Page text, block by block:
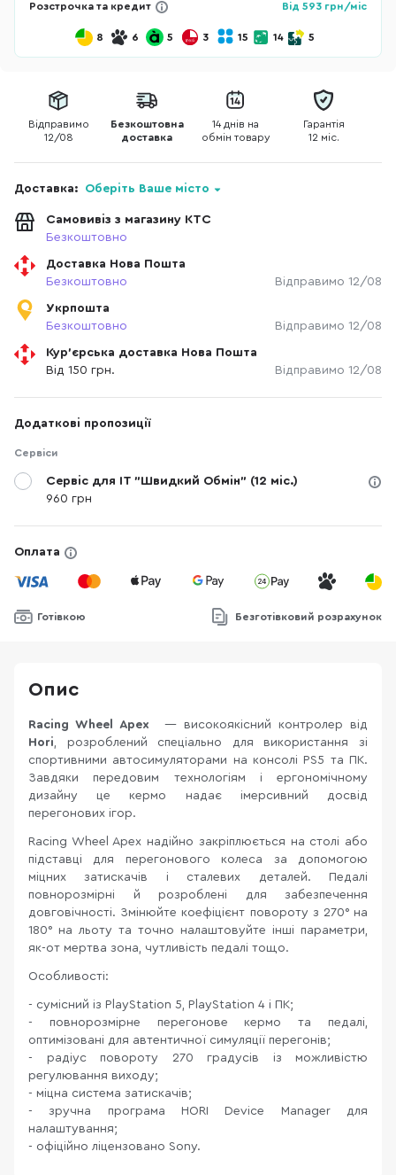
Розстрочка та кредит Від 593 грн/міс
8 6 5 3 15 14 5
Відправимо
12/08
Безкоштовна
доставка
14 днів на
обмін товару
Гарантія
12 міс.
Доставка: Оберіть Ваше місто
Самовивіз з магазину КТС
Безкоштовно
Доставка Нова Пошта
Безкоштовно
Відправимо 12/08
Укрпошта
Безкоштовно
Відправимо 12/08
Кур'єрська доставка Нова Пошта
Від 150 грн.
Відправимо 12/08
Додаткові пропозиції
Сервіси
Сервіс для IT "Швидкий Обмін" (12 міс.)
960 грн
Оплата
Готівкою Безготівковий розрахунок
Опис
Racing Wheel Apex — високоякісний контролер від
Hori, розроблений спеціально для використання зі
спортивними автосимуляторами на консолі PS5 та ПК.
Завдяки передовим технологіям і ергономічному
дизайну це кермо надає імерсивний досвід
перегонових ігор.
Racing Wheel Apex надійно закріплюється на столі або
підставці для перегонового колеса за допомогою
міцних затискачів і сталевих деталей. Педалі
повнорозмірні й розроблені для забезпечення
довговічності. Змінюйте коефіцієнт повороту з 270° на
180° на льоту та точно налаштовуйте інші параметри,
як-от мертва зона, чутливість педалі тощо.
Особливості:
- сумісний із PlayStation 5, PlayStation 4 і ПК;
- повнорозмірне перегонове кермо та педалі,
оптимізовані для автентичної симуляції перегонів;
- радіус повороту 270 градусів із можливістю
регулювання виходу;
- міцна система затискачів;
- зручна програма HORI Device Manager для
налаштування;
- офіційно ліцензовано Sony.